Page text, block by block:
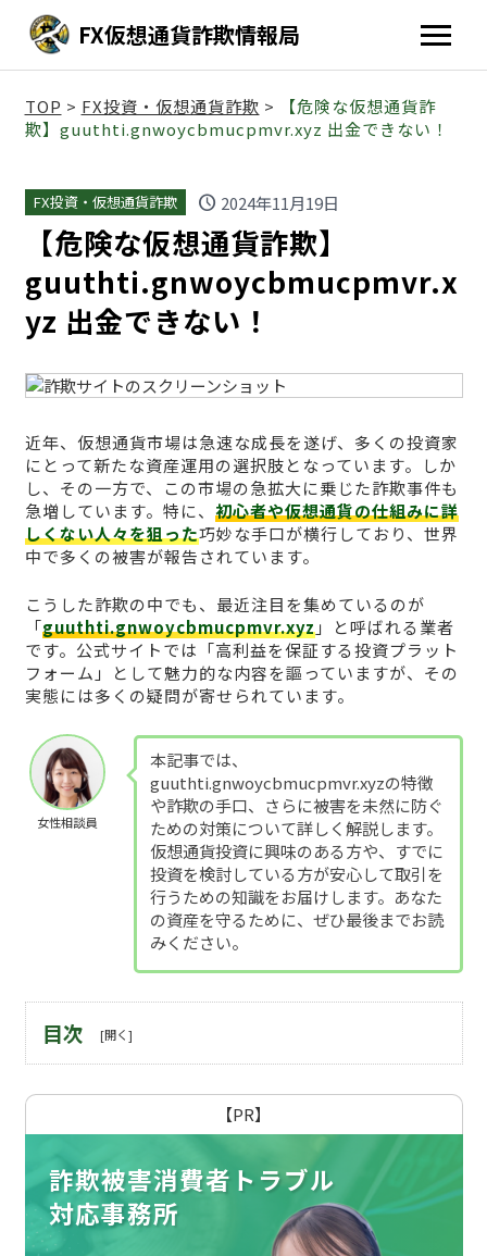
FX仮想通貨詐欺情報局
TOP > FX投資・仮想通貨詐欺 >
【危険な仮想通貨詐
欺】guuthti.gnwoycbmucpmvr.xyz 出金できない！
FX投資・仮想通貨詐欺 schedule 2024年11月19日
【危険な仮想通貨詐欺】
guuthti.gnwoycbmucpmvr.x
yz 出金できない！
近年、仮想通貨市場は急速な成長を遂げ、多くの投資家
にとって新たな資産運用の選択肢となっています。しか
し、その一方で、この市場の急拡大に乗じた詐欺事件も
急増しています。特に、 初心者や仮想通貨の仕組みに詳
しくない人々を狙った巧妙な手口が横行しており、世界
中で多くの被害が報告されています。
こうした詐欺の中でも、最近注目を集めているのが
「guuthti.gnwoycbmucpmvr.xyz」と呼ばれる業者
です。公式サイトでは「高利益を保証する投資プラット
フォーム」として魅力的な内容を謳っていますが、その
実態には多くの疑問が寄せられています。
女性相談員
本記事では、
guuthti.gnwoycbmucpmvr.xyzの特徴
や詐欺の手口、さらに被害を未然に防ぐ
ための対策について詳しく解説します。
仮想通貨投資に興味のある方や、すでに
投資を検討している方が安心して取引を
行うための知識をお届けします。あなた
の資産を守るために、ぜひ最後までお読
みください。
目次
【PR】
詐欺被害消費者トラブル
対応事務所